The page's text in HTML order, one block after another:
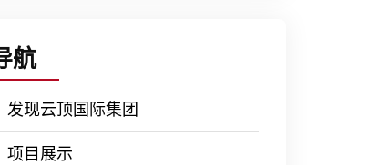
航
发现云顶国际集团
项目展示